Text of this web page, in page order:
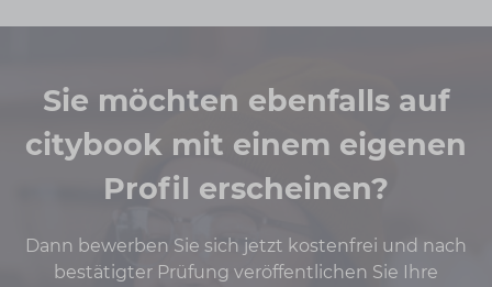
Sie möchten ebenfalls auf
citybook mit einem eigenen
Profil erscheinen?
Dann bewerben Sie sich jetzt kostenfrei und nach
bestätigter Prüfung veröffentlichen Sie Ihre